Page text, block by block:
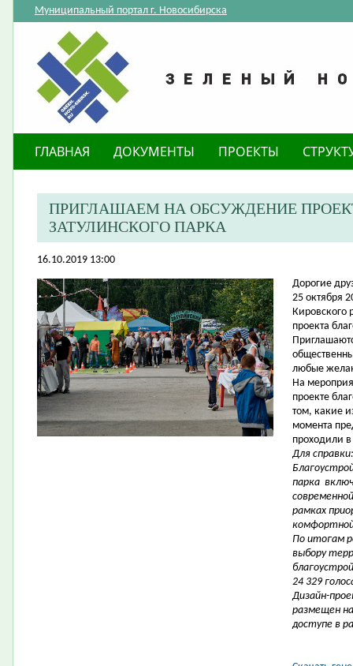
Муниципальный портал г. Новосибирска
ГЛАВНАЯ ДОКУМЕНТЫ ПРОЕКТЫ
ПРИГЛАШАЕМ НА ОБСУЖДЕНИЕ
ЗАТУЛИНСКОГО ПАРКА
16.10.2019 13:00
​Дорогие
25 октября
Кировского
проекта
любые
На
проекте
том, какие
момента
проходили
Для справки:
парка
рамках
комфортной
По итогам
выбору
24 329
Дизайн-
размещен
доступе в